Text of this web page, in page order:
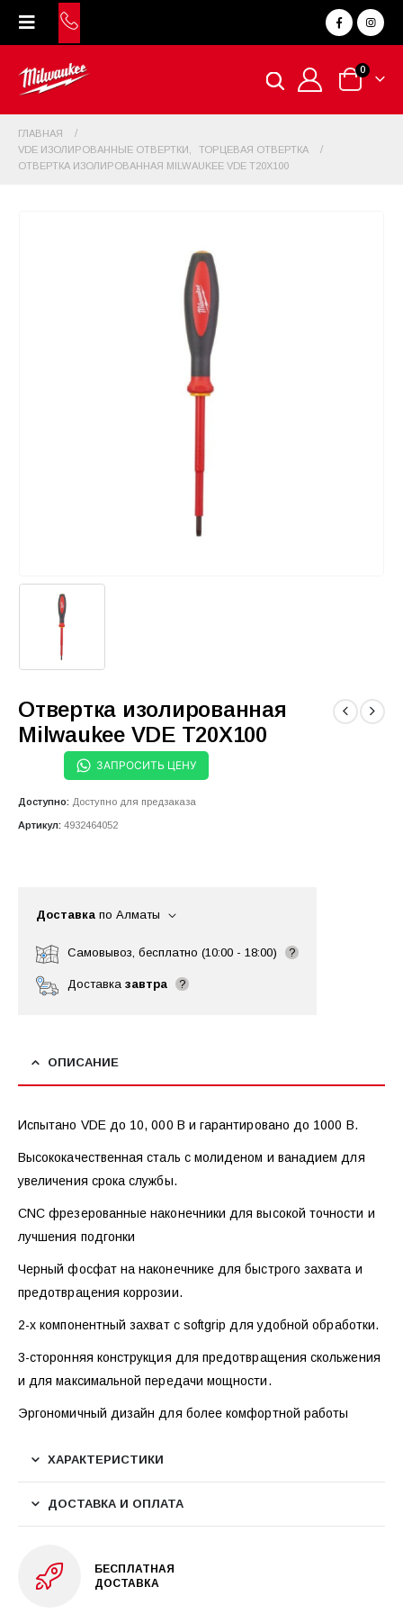
0
ГЛАВНАЯ
VDE ИЗОЛИРОВАННЫЕ ОТВЕРТКИ
ТОРЦЕВАЯ ОТВЕРТКА
ОТВЕРТКА ИЗОЛИРОВАННАЯ MILWAUKEE VDE T20X100
Отвертка изолированная
Milwaukee VDE T20X100
ЗАПРОСИТЬ ЦЕНУ
Доступно: Доступно для предзаказа
Артикул: 4932464052
Доставка по Алматы
Самовывоз, бесплатно (10:00 - 18:00) ?
Доставка завтра ?
ОПИСАНИЕ
Испытано VDE до 10, 000 В и гарантировано до 1000 В.
Высококачественная сталь с молиденом и ванадием для
увеличения срока службы.
CNC фрезерованные наконечники для высокой точности и
лучшения подгонки
Черный фосфат на наконечнике для быстрого захвата и
предотврацения коррозии.
2-х компонентный захват с softgrip для удобной обработки.
3-сторонняя конструкция для предотвращения скольжения
и для максимальной передачи мощности.
Эргономичный дизайн для более комфортной работы
ХАРАКТЕРИСТИКИ
ДОСТАВКА И ОПЛАТА
БЕСПЛАТНАЯ
ДОСТАВКА